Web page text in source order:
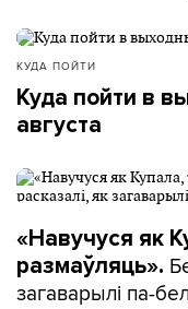
КУДА ПОЙТИ
Куда пойти в
августа
«Навучуся як
размаўляць».
загаварылі па-